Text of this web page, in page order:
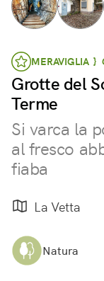
MERAVIGLIA }
Grotte del
Terme
Si varca la
al fresco
fiaba
La Vetta
Natura